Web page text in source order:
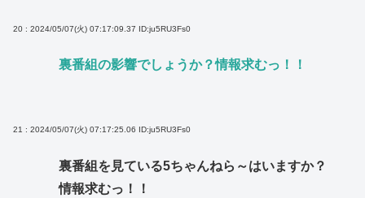
20 : 2024/05/07(火) 07:17:09.37 ID:ju5RU3Fs0
裏番組の影響でしょうか？情報求むっ！！
21 : 2024/05/07(火) 07:17:25.06 ID:ju5RU3Fs0
裏番組を見ている5ちゃんねら～はいますか？
情報求むっ！！